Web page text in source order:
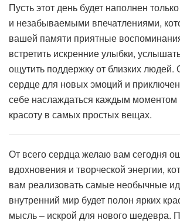
Пусть этот день будет наполнен
и незабываемыми впечатлениями,
вашей памяти приятные
встретить искренние улыбки,
ощутить поддержку от близких людей.
сердце для новых эмоций и
себе наслаждаться каждым моментом
красоту в самых простых вещах.
От всего сердца желаю вам сегодня
вдохновения и творческой энергии,
вам реализовать самые необычные
внутренний мир будет полон ярких
мысль – искрой для нового шедевра.